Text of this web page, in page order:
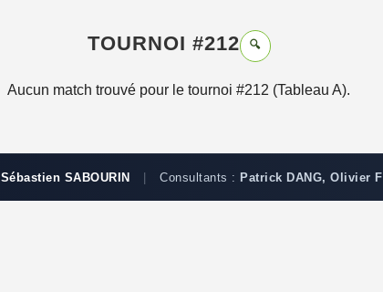
TOURNOI #212 🔍
Aucun match trouvé pour le tournoi #212 (Tableau A).
Sébastien SABOURIN Consultants : Patrick DANG, Olivier